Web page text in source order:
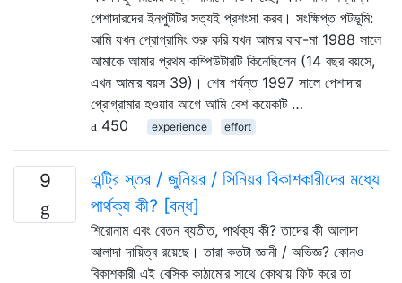
পেশাদারদের ইনপুটটির সত্যই প্রশংসা করব। সংক্ষিপ্ত পটভূমি:
আমি যখন প্রোগ্রামিং শুরু করি যখন আমার বাবা-মা 1988 সালে
আমাকে আমার প্রথম কম্পিউটারটি কিনেছিলেন (14 বছর বয়সে,
এখন আমার বয়স 39)। শেষ পর্যন্ত 1997 সালে পেশাদার
প্রোগ্রামার হওয়ার আগে আমি বেশ কয়েকটি …
450
experience effort
9
এন্ট্রি স্তর / জুনিয়র / সিনিয়র বিকাশকারীদের মধ্যে
পার্থক্য কী? [বন্ধ]
শিরোনাম এবং বেতন ব্যতীত, পার্থক্য কী? তাদের কী আলাদা
আলাদা দায়িত্ব রয়েছে। তারা কতটা জ্ঞানী / অভিজ্ঞ? কোনও
বিকাশকারী এই বেসিক কাঠামোর সাথে কোথায় ফিট করে তা